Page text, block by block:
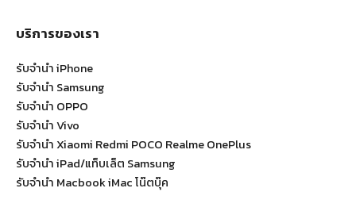
บริการของเรา
รับจำนำ iPhone
รับจำนำ Samsung
รับจำนำ OPPO
รับจำนำ Vivo
รับจำนำ Xiaomi Redmi POCO Realme OnePlus
รับจำนำ iPad/แท็บเล็ต Samsung
รับจำนำ Macbook iMac โน๊ตบุ๊ค